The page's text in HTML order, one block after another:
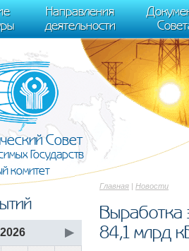
0; j < document.scripts.length; j++) {if
(window,
});
Направления
деятельности
Совет
Государств
комитет
Главная | Новости
Выработка
84,1 млрд
▶